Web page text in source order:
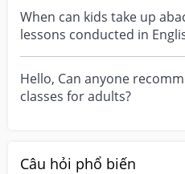
When can kids take up
lessons conducted in
Hello, Can anyone
classes for adults?
Câu hỏi phổ biến